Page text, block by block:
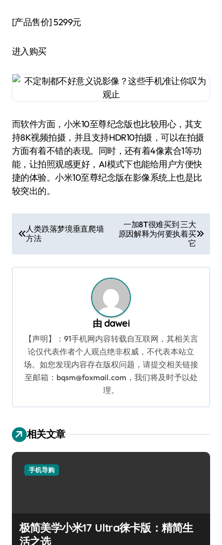
[产品售价]5299元
进入购买
而软件方面，小米10至尊纪念版也比较用心，其支
持8K视频拍摄，并且支持HDR10拍摄，可以在拍摄
方面有着不错的表现。同时，还有着4像素合1等功
能，让拍照观感更好，AI模式下也能给用户方便快
捷的体验。小米10至尊纪念版在影像系统上也是比
较突出的。
章
导
航
人类跌落梦境垂直爬墙
方法
一加8T很难买到 三大
原因解释为何要执着买
它
由 dawei
【声明】：91手机网内容转载自互联网，其相关言
论仅代表作者个人观点绝非权威，不代表本站立
场。如您发现内容存在版权问题，请提交相关链接
至邮箱：bqsm@foxmail.com，我们将及时予以处
理。
相关文章
手机导购
极简美学小米17 Ultra徕卡版：精简生
活之选